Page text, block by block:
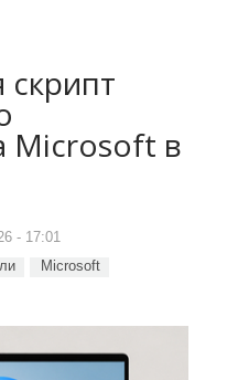
скрипт
Microsoft в
- 17:01
Microsoft